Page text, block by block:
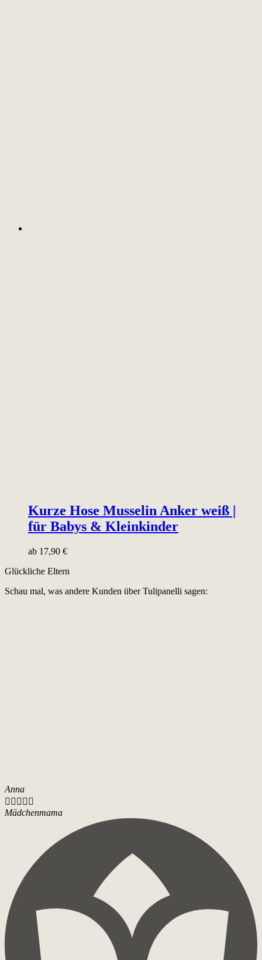
Kurze Hose Musselin Anker weiß |
für Babys & Kleinkinder
ab 17,90 €
Glückliche Eltern
Schau mal, was andere Kunden über Tulipanelli sagen:
Anna
    
Mädchenmama